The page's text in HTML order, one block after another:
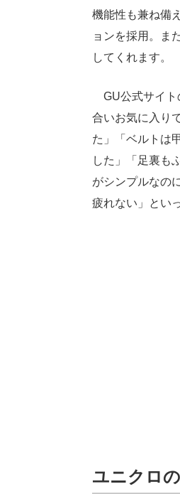
機能性も兼ね備
ョンを採用。ま
してくれます。
GU公式サイト
合いお気に入り
た」「ベルトは
した」「足裏も
がシンプルなの
疲れない」とい
ユニクロ